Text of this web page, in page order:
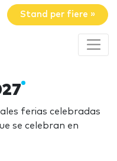
Stand per fiere »
ferias celebradas
se celebran en